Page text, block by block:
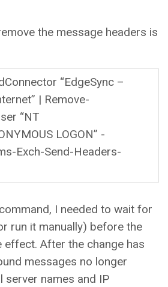
the message headers is
“EdgeSync –
| Remove-
“NT
LOGON” -
Exch-Send-Headers-
I needed to wait for
run it manually) before the
effect. After the change has
messages no longer
server names and IP